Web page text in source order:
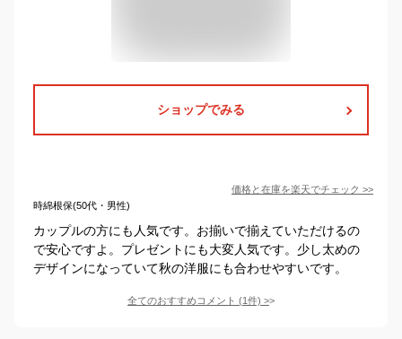
ショップでみる
価格と在庫を楽天でチェック >>
時綿根保(50代・男性)
カップルの方にも人気です。お揃いで揃えていただけるの
で安心ですよ。プレゼントにも大変人気です。少し太めの
デザインになっていて秋の洋服にも合わせやすいです。
全てのおすすめコメント (1件) >